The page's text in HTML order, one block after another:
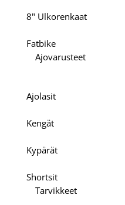
8" Ulkorenkaat
Fatbike
Ajovarusteet
Ajolasit
Kengät
Kypärät
Shortsit
Tarvikkeet